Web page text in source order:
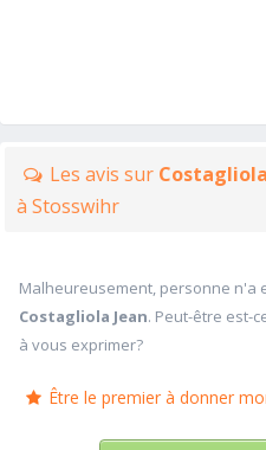
Les avis sur
à Stosswihr
Malheureusement, personne n'a
Costagliola Jean. Peut-être est-
à vous exprimer?
Être le premier à donner